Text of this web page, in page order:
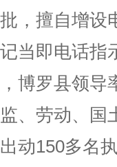
，擅自增设
当即电话指
博罗县领导
、劳动、国
动150多名